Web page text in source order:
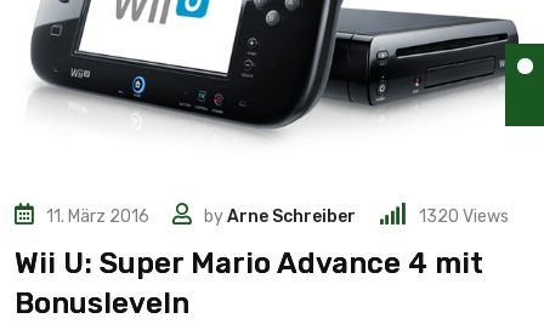
11. März 2016 byArne Schreiber 1320 Views
Wii U: Super Mario Advance 4 mit
Bonusleveln